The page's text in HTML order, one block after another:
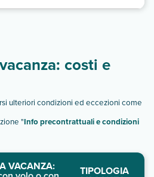
costi e
ulteriori condizioni ed eccezioni come
"Info precontrattuali e condizioni
VACANZA: TIPOLOGIA